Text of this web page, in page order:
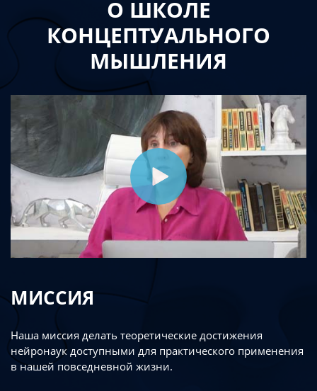
О ШКОЛЕ
КОНЦЕПТУАЛЬНОГО
МЫШЛЕНИЯ
МИССИЯ
Наша миссия делать теоретические достижения
нейронаук доступными для практического применения
в нашей повседневной жизни.